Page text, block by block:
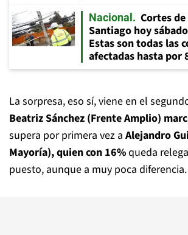
Nacional
Cortes
Santiago hoy
Estas son todas las
afectadas hasta por
La sorpresa, eso sí, viene en el
Beatriz Sánchez (Frente Amplio)
supera por primera vez a Alejandro
Mayoría), quien con 16%queda
puesto, aunque a muy poca diferencia.